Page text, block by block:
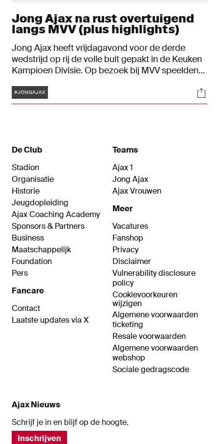
Jong Ajax na rust overtuigend
langs MVV (plus highlights)
Jong Ajax heeft vrijdagavond voor de derde
wedstrijd op rij de volle buit gepakt in de Keuken
Kampioen Divisie. Op bezoek bij MVV speelden
wisten ze na rust orde op zaken te stellen. Dankzij
doelpunten van Max de Waal, Devyne Rensch,
Tags
#JONGAJAX
De Club
Stadion
Organisatie
Historie
Jeugdopleiding
Ajax Coaching Academy
Sponsors & Partners
Business
Maatschappelijk
Foundation
Pers
Fancare
Contact
Laatste updates via X
Teams
Ajax 1
Jong Ajax
Ajax Vrouwen
Meer
Vacatures
Fanshop
Privacy
Disclaimer
Vulnerability disclosure
policy
Cookievoorkeuren
wijzigen
Algemene voorwaarden
ticketing
Resale voorwaarden
Algemene voorwaarden
webshop
Sociale gedragscode
Ajax Nieuws
Schrijf je in en blijf op de hoogte.
Inschrijven